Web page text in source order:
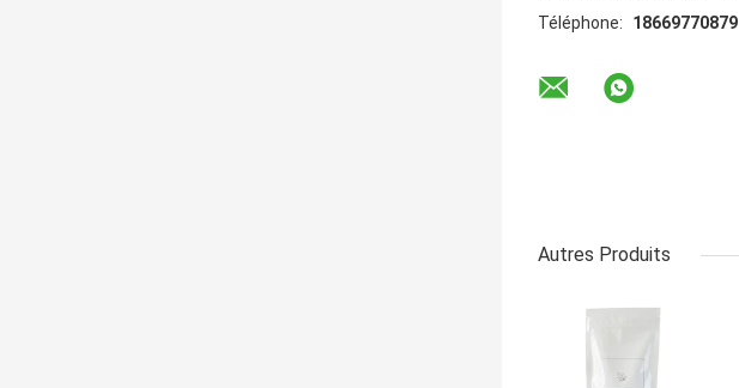
Téléphone:
18669770879
Autres Produits